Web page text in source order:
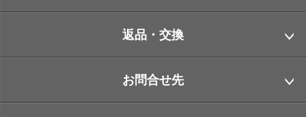
返品・交換
お問合せ先